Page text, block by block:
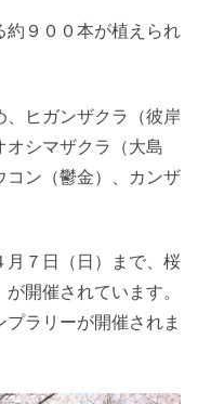
約９００本が植えられ
、ヒガンザクラ（彼岸
オシマザクラ（大島
コン（鬱金）、カンザ
月７日（日）まで、桜
開催されています。
ラリーが開催されま